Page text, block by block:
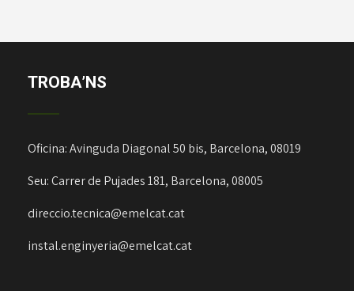
TROBA’NS
Oficina: Avinguda Diagonal 50 bis, Barcelona, 08019
Seu: Carrer de Pujades 181, Barcelona, 08005
direccio.tecnica@emelcat.cat
instal.enginyeria@emelcat.cat